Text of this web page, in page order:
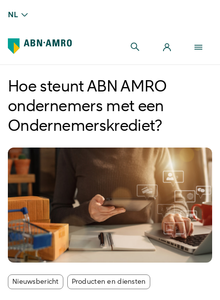
NL
Hoe steunt ABN AMRO
ondernemers met een
Ondernemerskrediet?
Nieuwsbericht Article tags:
Producten en diensten